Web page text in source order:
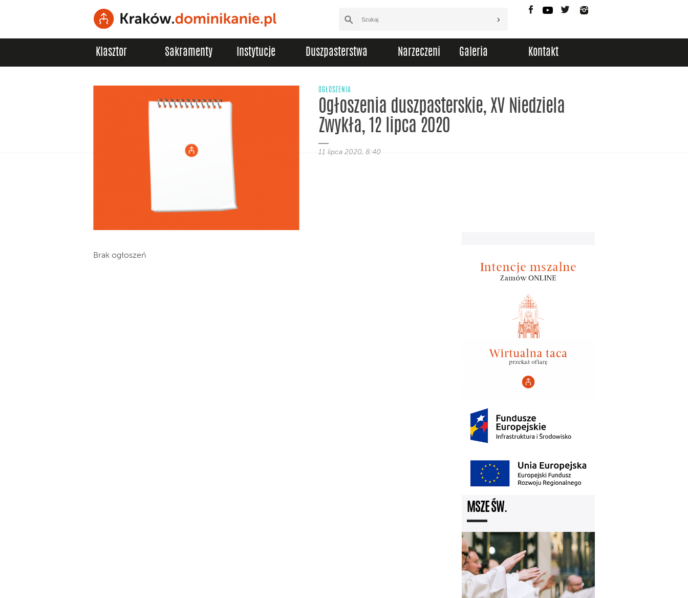
FacebookYouTubeTwitter
Klasztor Sakramenty Instytucje Duszpasterstwa Narzeczeni Galeria Kontakt
OGŁOSZENIA
Ogłoszenia duszpasterskie, XV Niedziela
Zwykła, 12 lipca 2020
11 lipca 2020, 8:40
Brak ogłoszeń
MSZE ŚW.